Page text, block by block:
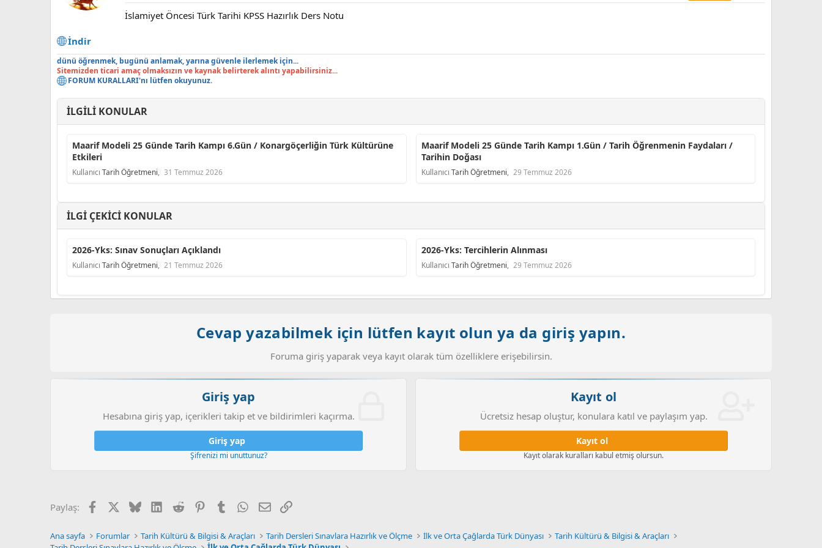
İslamiyet Öncesi Türk Tarihi KPSS Hazırlık Ders Notu
İndir
dünü öğrenmek, bugünü anlamak, yarına güvenle ilerlemek için...
Sitemizden ticari amaç olmaksızın ve kaynak belirterek alıntı yapabilirsiniz...
FORUM KURALLARI'nı lütfen okuyunuz.
İLGILI KONULAR
Maarif Modeli 25 Günde Tarih Kampı 6.Gün / Konargöçerliğin Türk Kültürüne
Etkileri
Kullanıcı Tarih Öğretmeni, 31 Temmuz 2026
Maarif Modeli 25 Günde Tarih Kampı 1.Gün / Tarih Öğrenmenin Faydaları /
Tarihin Doğası
Kullanıcı Tarih Öğretmeni, 29 Temmuz 2026
İLGI ÇEKICI KONULAR
2026-Yks: Sınav Sonuçları Açıklandı
Kullanıcı Tarih Öğretmeni, 21 Temmuz 2026
2026-Yks: Tercihlerin Alınması
Kullanıcı Tarih Öğretmeni, 29 Temmuz 2026
Cevap yazabilmek için lütfen kayıt olun ya da giriş yapın.
Foruma giriş yaparak veya kayıt olarak tüm özelliklere erişebilirsin.
Giriş yap
Hesabına giriş yap, içerikleri takip et ve bildirimleri kaçırma.
Giriş yap
Şifrenizi mi unuttunuz?
Kayıt ol
Ücretsiz hesap oluştur, konulara katıl ve paylaşım yap.
Kayıt ol
Kayıt olarak kuralları kabul etmiş olursun.
Paylaş: FacebookX (Twitter)
BlueskyLinkedIn
Reddit PinterestTumblr WhatsApp
E-postaLink
Ana sayfa Forumlar Tarih Kültürü & Bilgisi & Araçları Tarih Dersleri Sınavlara Hazırlık ve Ölçme İlk ve Orta Çağlarda Türk Dünyası
Tarih Kültürü & Bilgisi & Araçları